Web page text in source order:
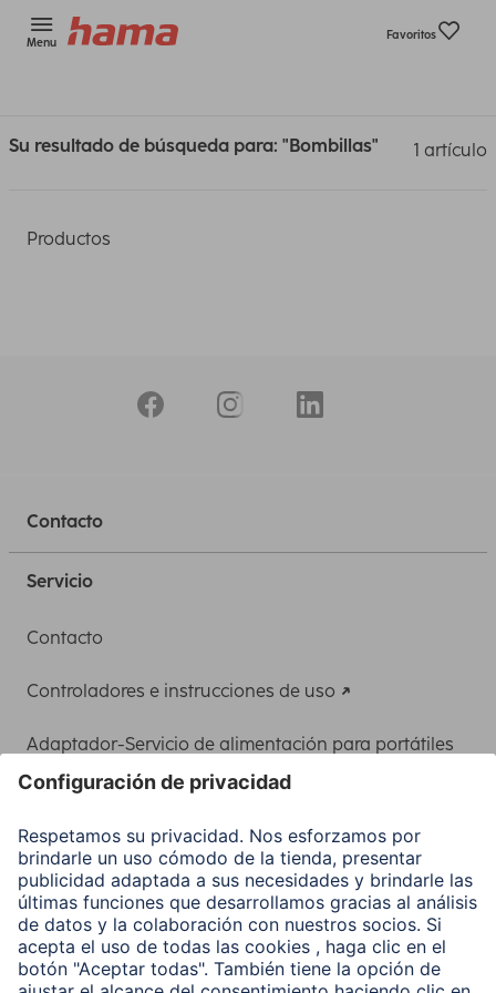
Menu
Favoritos
Su resultado de búsqueda para: "Bombillas" 1 artículo
Productos
Contacto
Servicio
Contacto
Controladores e instrucciones de uso
Adaptador-Servicio de alimentación para portátiles
Clientes online
Conviértete en distribuidor
Compañía